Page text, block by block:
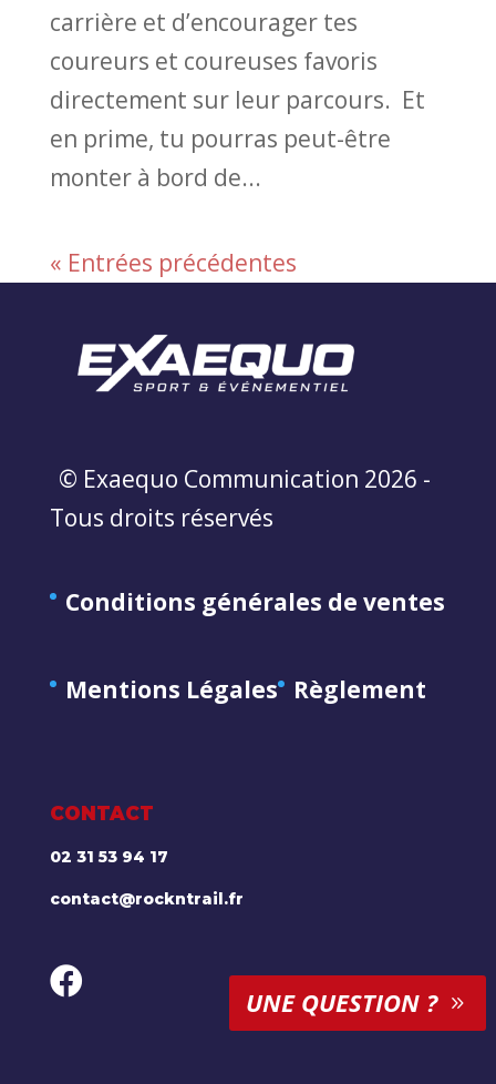
carrière et d’encourager tes
coureurs et coureuses favoris
directement sur leur parcours. Et
en prime, tu pourras peut-être
monter à bord de...
« Entrées précédentes
© Exaequo Communication 2026 -
Tous droits réservés
Conditions générales de ventes
Mentions Légales Règlement
CONTACT
02 31 53 94 17
contact@rockntrail.fr
UNE QUESTION ?